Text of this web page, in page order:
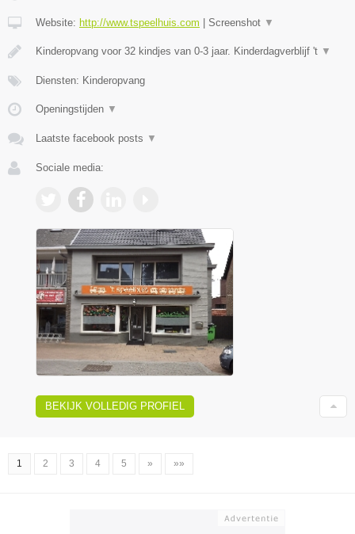
Website: http://www.tspeelhuis.com | Screenshot ▼
Kinderopvang voor 32 kindjes van 0-3 jaar. Kinderdagverblijf 't ▼
Diensten: Kinderopvang
Openingstijden ▼
Laatste facebook posts ▼
Sociale media:
BEKIJK VOLLEDIG PROFIEL
1 2 3 4 5 » »»